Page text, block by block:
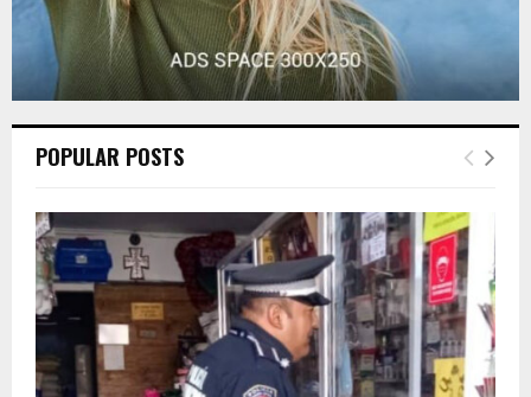
POPULAR POSTS